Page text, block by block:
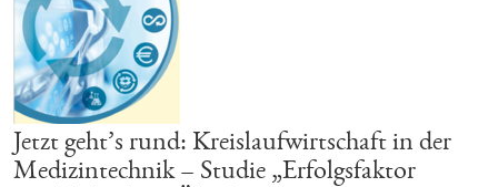
Jetzt geht’s rund: Kreislaufwirtschaft in der
Medizintechnik – Studie „Erfolgsfaktor